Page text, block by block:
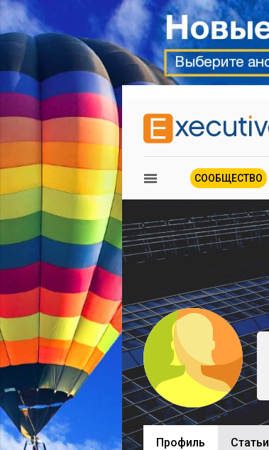
СООБЩЕСТВО
Профиль Cтатьи